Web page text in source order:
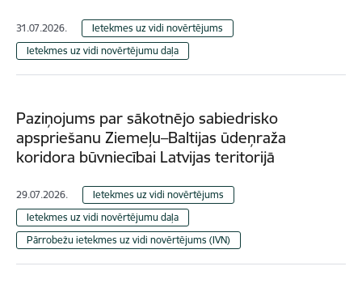
31.07.2026.
Ietekmes uz vidi novērtējums
Ietekmes uz vidi novērtējumu daļa
Paziņojums par sākotnējo sabiedrisko
apspriešanu Ziemeļu–Baltijas ūdeņraža
koridora būvniecībai Latvijas teritorijā
29.07.2026.
Ietekmes uz vidi novērtējums
Ietekmes uz vidi novērtējumu daļa
Pārrobežu ietekmes uz vidi novērtējums (IVN)